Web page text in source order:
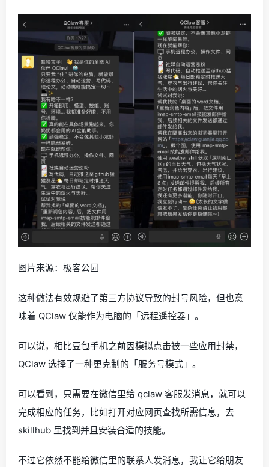
图片来源：极客公园
这种做法有效规避了第三方协议导致的封号风险，但也意
味着 QClaw 仅能作为电脑的「远程遥控器」。
可以说，相比豆包手机之前因模拟点击被一些应用封禁，
QClaw 选择了一种更克制的「服务号模式」。
可以看到，只需要在微信里给 qclaw 客服发消息，就可以
完成相应的任务，比如打开对应网页查找所需信息，去
skillhub 里找到并且安装合适的技能。
不过它依然不能给微信里的联系人发消息，我让它给朋友